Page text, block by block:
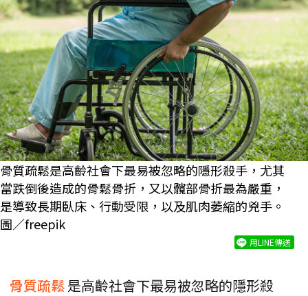
骨質疏鬆是高齡社會下最易被忽略的隱形殺手，尤其
當跌倒後造成的骨鬆骨折，又以髖部骨折最為嚴重，
是導致長期臥床、行動受限，以及肌肉萎縮的兇手。
圖／freepik
用LINE傳送
骨質疏鬆是高齡社會下最易被忽略的隱形殺